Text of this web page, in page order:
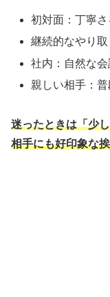
初対面：丁寧さ
継続的なやり取
社内：自然な会
親しい相手：普
迷ったときは「少
相手にも好印象な